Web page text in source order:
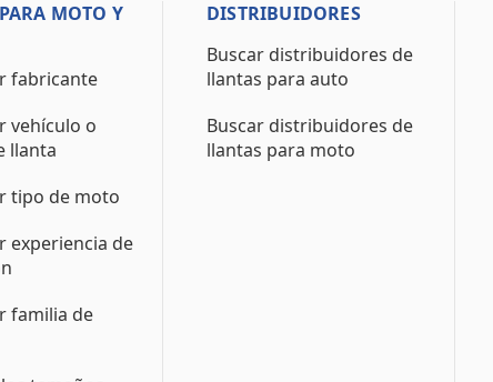
MOTO Y
fabricante
vehículo o
llanta
tipo de moto
experiencia de
familia de
DISTRIBUIDORES
Buscar distribuidores de
llantas para auto
Buscar distribuidores de
llantas para moto